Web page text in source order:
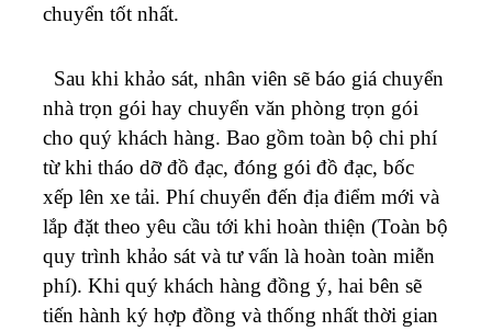
chuyển tốt nhất.
Sau khi khảo sát, nhân viên sẽ báo giá chuyển
nhà trọn gói hay chuyển văn phòng trọn gói
cho quý khách hàng. Bao gồm toàn bộ chi phí
từ khi tháo dỡ đồ đạc, đóng gói đồ đạc, bốc
xếp lên xe tải. Phí chuyển đến địa điểm mới và
lắp đặt theo yêu cầu tới khi hoàn thiện (Toàn bộ
quy trình khảo sát và tư vấn là hoàn toàn miễn
phí). Khi quý khách hàng đồng ý, hai bên sẽ
tiến hành ký hợp đồng và thống nhất thời gian